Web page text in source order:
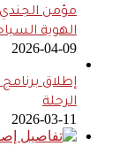
الهوية
2026-04-09
إطلاق
الرحلة
2026-03-11